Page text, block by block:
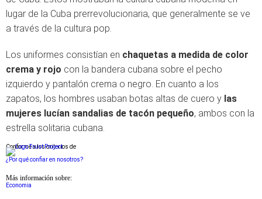
lugar de la Cuba prerrevolucionaria, que generalmente se ve
a través de la cultura pop.
Los uniformes consistían en chaquetas a medida de color
crema y rojo con la bandera cubana sobre el pecho
izquierdo y pantalón crema o negro. En cuanto a los
zapatos, los hombres usaban botas altas de cuero y las
mujeres lucían sandalias de tacón pequeño, ambos con la
estrella solitaria cubana.
Conforme a los criterios de
¿Por qué confiar en nosotros?
Más información sobre:
Economia